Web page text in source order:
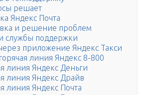
решает
Яндекс Почта
и решение проблем
службы поддержки
приложение Яндекс Такси
линия Яндекс 8-800
линия Яндекс Деньги
линия Яндекс Драйв
линия Яндекс Почта